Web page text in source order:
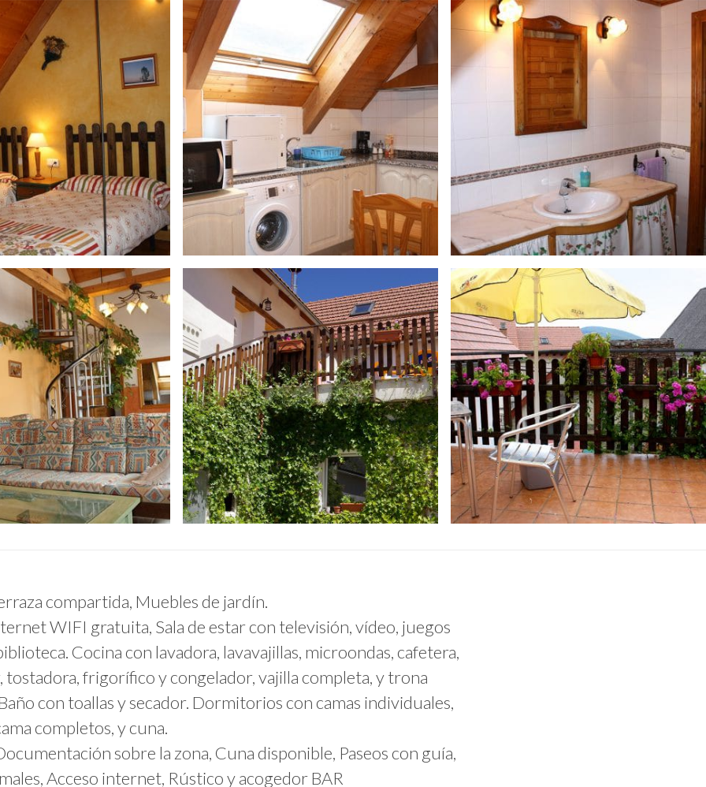
irati-
05
irati-
06
pardix-
04
pardix-
05
compartida, Muebles de jardín.
WIFI gratuita, Sala de estar con televisión, vídeo, juegos
Cocina con lavadora, lavavajillas, microondas, cafetera,
tostadora, frigorífico y congelador, vajilla completa, y trona
con toallas y secador. Dormitorios con camas individuales,
completos, y cuna.
sobre la zona, Cuna disponible, Paseos con guía,
Acceso internet, Rústico y acogedor BAR